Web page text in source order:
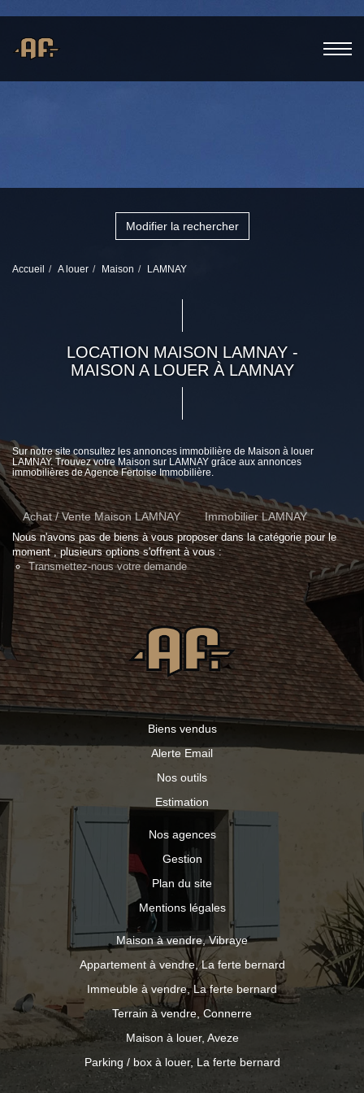
Modifier la rechercher
Accueil A louer Maison LAMNAY
LOCATION MAISON LAMNAY -
MAISON A LOUER À LAMNAY
Sur notre site consultez les annonces immobilière de Maison à louer
LAMNAY. Trouvez votre Maison sur LAMNAY grâce aux annonces
immobilières de Agence Fertoise Immobilière.
Achat / Vente Maison LAMNAY Immobilier LAMNAY
Nous n'avons pas de biens à vous proposer dans la catégorie pour le
moment , plusieurs options s'offrent à vous :
Transmettez-nous votre demande
Biens vendus
Alerte Email
Nos outils
Estimation
Nos agences
Gestion
Plan du site
Mentions légales
Maison à vendre, Vibraye
Appartement à vendre, La ferte bernard
Immeuble à vendre, La ferte bernard
Terrain à vendre, Connerre
Maison à louer, Aveze
Parking / box à louer, La ferte bernard